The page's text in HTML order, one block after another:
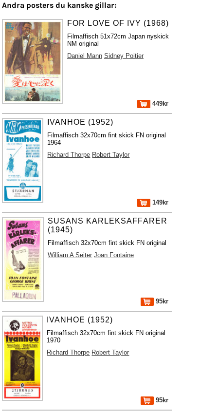
Andra posters du kanske gillar:
FOR LOVE OF IVY (1968)
Filmaffisch 51x72cm Japan nyskick
NM original
Daniel Mann Sidney Poitier
449kr
IVANHOE (1952)
Filmaffisch 32x70cm fint skick FN original
1964
Richard Thorpe Robert Taylor
149kr
SUSANS KÄRLEKSAFFÄRER
(1945)
Filmaffisch 32x70cm fint skick FN original
William A Seiter Joan Fontaine
95kr
IVANHOE (1952)
Filmaffisch 32x70cm fint skick FN original
1970
Richard Thorpe Robert Taylor
95kr